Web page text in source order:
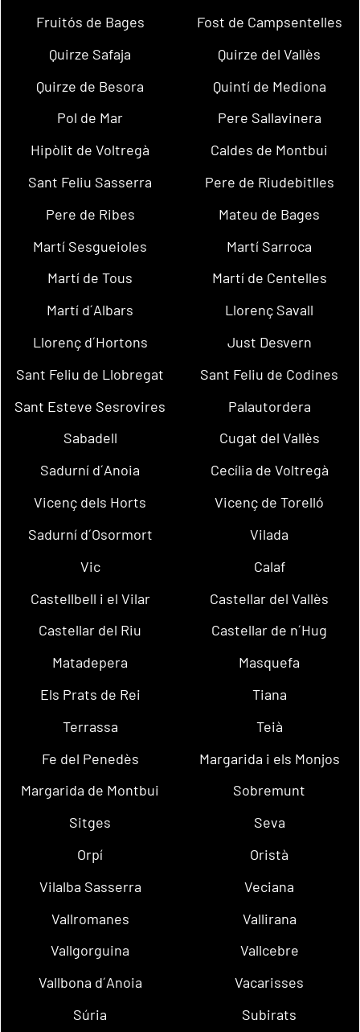
Fruitós de Bages
Fost de Campsentelles
Quirze Safaja
Quirze del Vallès
Quirze de Besora
Quintí de Mediona
Pol de Mar
Pere Sallavinera
Hipòlit de Voltregà
Caldes de Montbui
Sant Feliu Sasserra
Pere de Riudebitlles
Pere de Ribes
Mateu de Bages
Martí Sesgueioles
Martí Sarroca
Martí de Tous
Martí de Centelles
Martí d´Albars
Llorenç Savall
Llorenç d´Hortons
Just Desvern
Sant Feliu de Llobregat
Sant Feliu de Codines
Sant Esteve Sesrovires
Palautordera
Sabadell
Cugat del Vallès
Sadurní d´Anoia
Cecília de Voltregà
Vicenç dels Horts
Vicenç de Torelló
Sadurní d´Osormort
Vilada
Vic
Calaf
Castellbell i el Vilar
Castellar del Vallès
Castellar del Riu
Castellar de n´Hug
Matadepera
Masquefa
Els Prats de Rei
Tiana
Terrassa
Teià
Fe del Penedès
Margarida i els Monjos
Margarida de Montbui
Sobremunt
Sitges
Seva
Orpí
Oristà
Vilalba Sasserra
Veciana
Vallromanes
Vallirana
Vallgorguina
Vallcebre
Vallbona d´Anoia
Vacarisses
Súria
Subirats